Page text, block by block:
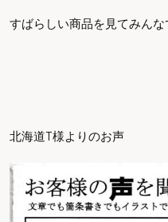
すばらしい商品を見てみんな
北海道T様よりのお声